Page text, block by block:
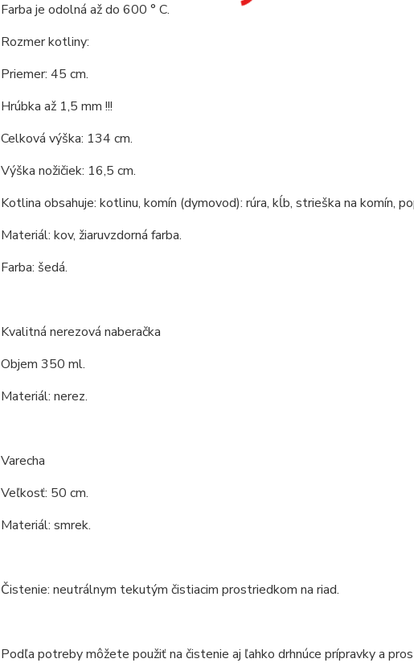
Farba je odolná až do 600 ° C.
Rozmer kotliny:
Priemer: 45 cm.
Hrúbka až 1,5 mm !!!
Celková výška: 134 cm.
Výška nožičiek: 16,5 cm.
Kotlina obsahuje: kotlinu, komín (dymovod): rúra, kĺb, strieška na komín,
Materiál: kov, žiaruvzdorná farba.
Farba: šedá.
Kvalitná nerezová naberačka
Objem 350 ml.
Materiál: nerez.
Varecha
Veľkosť: 50 cm.
Materiál: smrek.
Čistenie: neutrálnym tekutým čistiacim prostriedkom na riad.
Podľa potreby môžete použiť na čistenie aj ľahko drhnúce prípravky a